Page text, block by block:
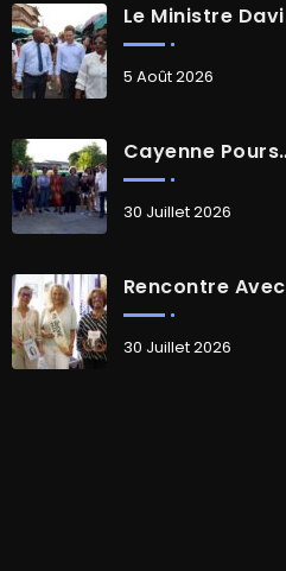
Le Ministre David AMIEL En Visite Dans Le Centre-Ville De Cayenne
5 Août 2026
Cayenne Poursuit Sa Transformation
30 Juillet 2026
Rencontre Avec Madame Isabelle FAMARO
30 Juillet 2026